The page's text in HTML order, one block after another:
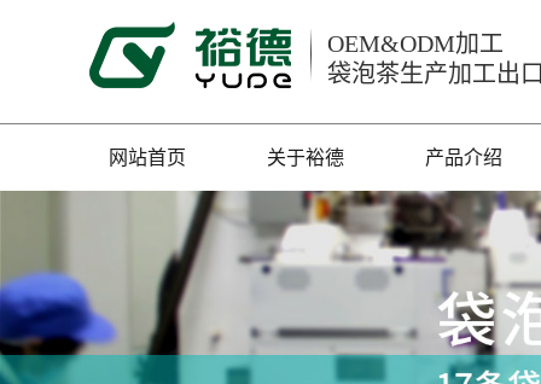
OEM&ODM加工
袋泡茶生产加工出口
网站首页 关于裕德 产品介绍